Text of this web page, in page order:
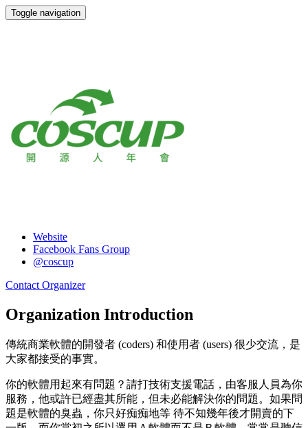
Toggle navigation
Website
Facebook Fans Group
@coscup
Contact Organizer
Organization Introduction
傳統商業軟體的開發者 (coders) 和使用者 (users) 很少交流，是
大家都接受的事實。
你的軟體用起來有問題？請打技術支援電話，由客服人員為你
服務，他或許已經盡其所能，但未必能解決你的問題。如果問
題是軟體的臭蟲，你只好痴痴地等 待不知幾年後才開賣的下